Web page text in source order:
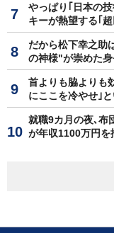
やっぱり｢日本の
キーが熱望する｢
だから松下幸之助
の神様"が崇めた
首よりも脇よりも
にここを冷やせ｣
就職9カ月の夜､布
が年収1100万円を